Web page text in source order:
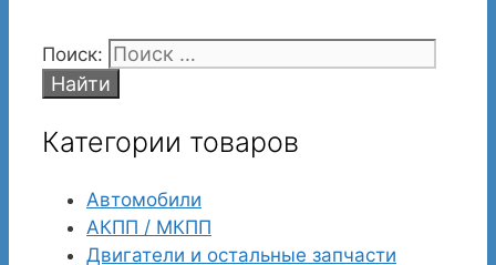
Поиск:
Категории товаров
Автомобили
АКПП / МКПП
Двигатели и остальные запчасти